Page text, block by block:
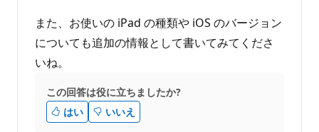
また、お使いの iPad の種類や iOS のバージョン
についても追加の情報として書いてみてくださ
いね。
この回答は役に立ちましたか?
はい
いいえ